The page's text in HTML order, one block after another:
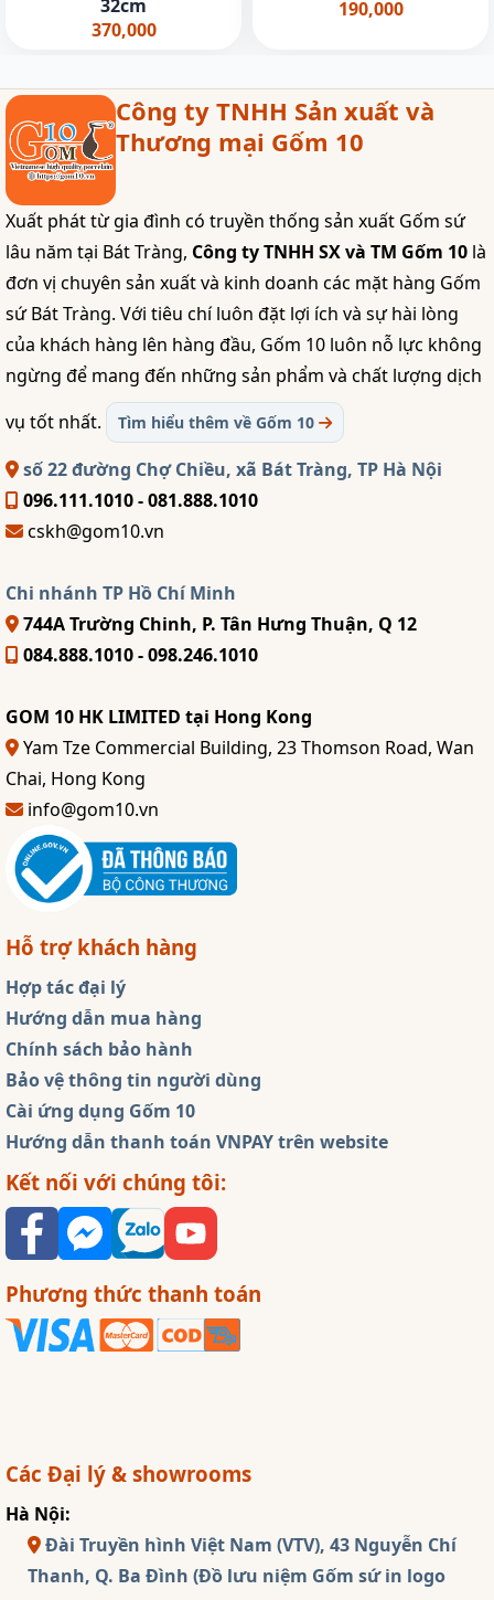
32cm
370,000
190,000
Công ty TNHH Sản xuất và
Thương mại Gốm 10
Xuất phát từ gia đình có truyền thống sản xuất Gốm sứ
lâu năm tại Bát Tràng, Công ty TNHH SX và TM Gốm 10 là
đơn vị chuyên sản xuất và kinh doanh các mặt hàng Gốm
sứ Bát Tràng. Với tiêu chí luôn đặt lợi ích và sự hài lòng
của khách hàng lên hàng đầu, Gốm 10 luôn nỗ lực không
ngừng để mang đến những sản phẩm và chất lượng dịch
vụ tốt nhất.
Tìm hiểu thêm về Gốm 10
số 22 đường Chợ Chiều, xã Bát Tràng, TP Hà Nội
096.111.1010 - 081.888.1010
cskh@gom10.vn
Chi nhánh TP Hồ Chí Minh
744A Trường Chinh, P. Tân Hưng Thuận, Q 12
084.888.1010 - 098.246.1010
GOM 10 HK LIMITED tại Hong Kong
Yam Tze Commercial Building, 23 Thomson Road, Wan
Chai, Hong Kong
info@gom10.vn
Hỗ trợ khách hàng
Hợp tác đại lý
Hướng dẫn mua hàng
Chính sách bảo hành
Bảo vệ thông tin người dùng
Cài ứng dụng Gốm 10
Hướng dẫn thanh toán VNPAY trên website
Kết nối với chúng tôi:
Phương thức thanh toán
Các Đại lý & showrooms
Hà Nội:
Đài Truyền hình Việt Nam (VTV), 43 Nguyễn Chí
Thanh, Q. Ba Đình (Đồ lưu niệm Gốm sứ in logo